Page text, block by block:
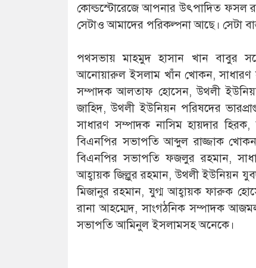
কোল্ডস্টোরেজে আপনার উৎপাদিত ফসল
সেটাও আমাদের পরিকল্পনা আছে। সেটা
পথসভায় মাহমুদ হাসান খান বাবুর
আনোয়ারুল ইসলাম খাঁন খোকন, সাধারণ
সম্পাদক আলতাফ হোসেন, উথলী
জাহিদ, উথলী ইউনিয়ন পরিষদের
সাধারণ সম্পাদক নাসিম হায়দার হিরক,
বিএনপির সভাপতি আব্দুল রাজ্জাক
বিএনপির সভাপতি ফজলুর রহমান,
আহ্বায়ক জিল্লুর রহমান, উথলী ইউনিয়ন
মিজানুর রহমান, যুগ্ম আহ্বায়ক ফারুক
রানা আহম্মেদ, সাংগঠনিক সম্পাদক
সভাপতি আমিনুল ইসলামসহ অনেকে।